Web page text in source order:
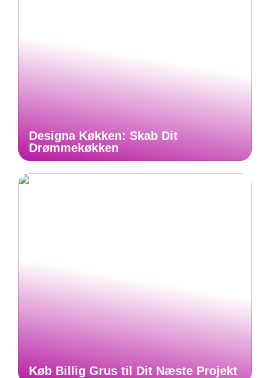
Designa Køkken: Skab Dit
Drømmekøkken
Køb Billig Grus til Dit Næste Projekt